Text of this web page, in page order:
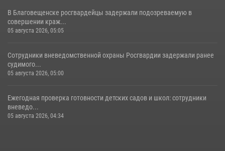
В Благовещенске росгвардейцы задержали подозреваемую в
совершении краж...
05 августа 2026, 05:05
Сотрудники вневедомственной охраны Росгвардии задержали ранее
судимого...
05 августа 2026, 05:00
Ежегодная проверка готовности детских садов и школ: сотрудники
вневедо...
05 августа 2026, 04:34